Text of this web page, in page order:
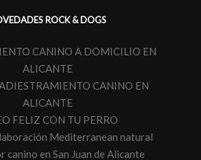
ROCK & DOGS
CANINO A DOMICILIO EN
ALICANTE
CANINO EN
ALICANTE
FELIZ CON TU PERRO
Mediterranean natural
canino en San Juan de Alicante